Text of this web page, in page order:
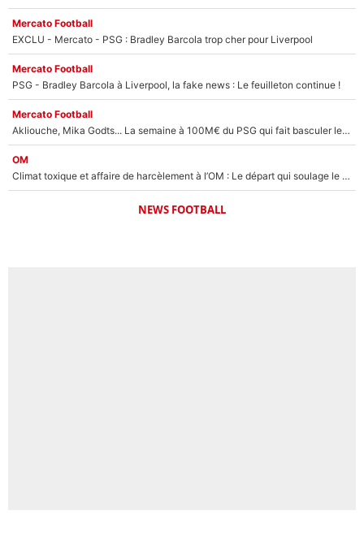
Mercato Football
EXCLU - Mercato - PSG : Bradley Barcola trop cher pour Liverpool
Mercato Football
PSG - Bradley Barcola à Liverpool, la fake news : Le feuilleton continue !
Mercato Football
Akliouche, Mika Godts... La semaine à 100M€ du PSG qui fait basculer le mercato du PSG !
OM
Climat toxique et affaire de harcèlement à l’OM : Le départ qui soulage le vestiaire de Bruno Genesio
NEWS FOOTBALL